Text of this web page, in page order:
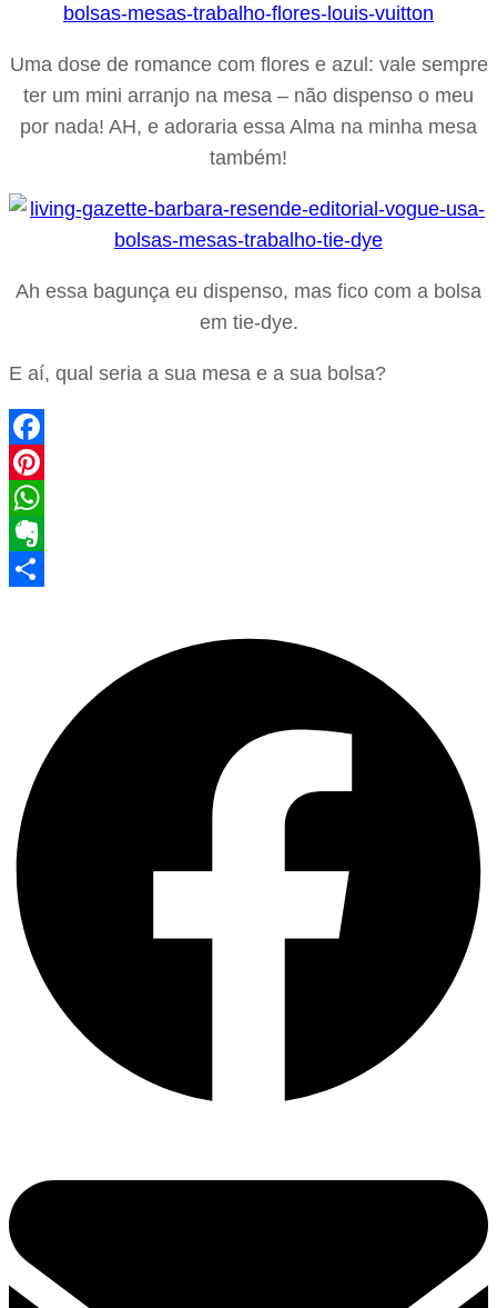
Uma dose de romance com flores e azul: vale sempre
ter um mini arranjo na mesa – não dispenso o meu
por nada! AH, e adoraria essa Alma na minha mesa
também!
Ah essa bagunça eu dispenso, mas fico com a bolsa
em tie-dye.
E aí, qual seria a sua mesa e a sua bolsa?
Facebook
Pinterest
WhatsApp
Evernote